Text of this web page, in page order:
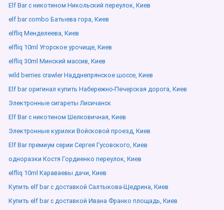
Elf Bar с никотином Никольский переулок, Киев
elf bar combo Батыева гора, Киев
elfliq Менделеева, Киев
elfliq 10ml Угорское урочище, Киев
elfliq 30ml Минский массив, Киев
wild berries crawler Надднепрянское шоссе, Киев
Elf bar оригинал купить Набережно-Печерская дорога, Киев
Электронные сигареты Лисичанск
Elf Bar с никотином Шелковичная, Киев
Электронные курилки Войсковой проезд, Киев
Elf Bar премиум серии Сергея Гусовского, Киев
одноразки Костя Гордиенко переулок, Киев
elfliq 10ml Караваевы дачи, Киев
Купить elf bar с доставкой Салтыкова-Щедрина, Киев
Купить elf bar с доставкой Ивана Франко площадь, Киев